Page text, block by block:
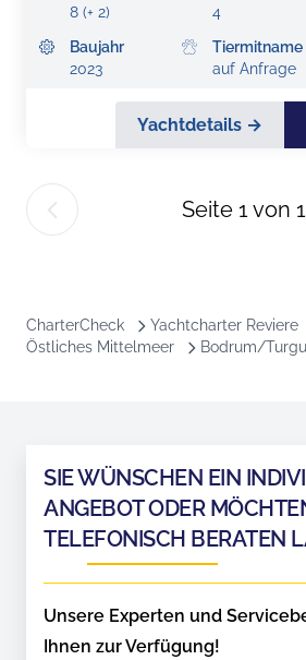
8 (+ 2)
4
Baujahr
2023
Tiermitname
auf Anfrage
Yachtdetails →
Seite 1von 1
CharterCheck Yachtcharter Reviere
Östliches Mittelmeer
Bodrum/
SIE WÜNSCHEN EIN
ANGEBOT ODER
TELEFONISCH BERATEN
Unsere Experten und
Ihnen zur Verfügung!